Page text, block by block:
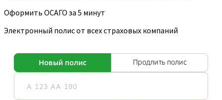
Оформить ОСАГО за 5 минут
Электронный полис от всех страховых компаний